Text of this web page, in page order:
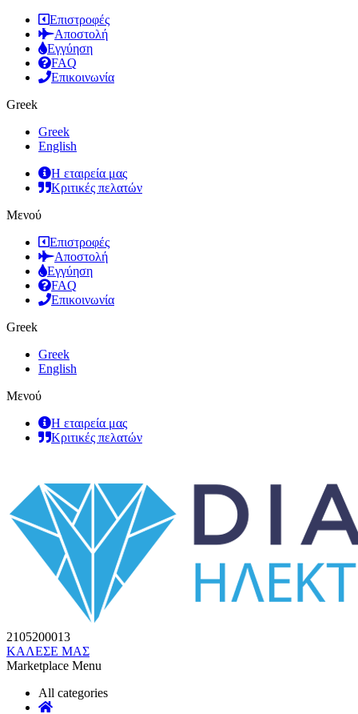
Επιστροφές
Αποστολή
Εγγύηση
FAQ
Επικοινωνία
Greek
Greek
English
Η εταιρεία μας
Κριτικές πελατών
Μενού
Επιστροφές
Αποστολή
Εγγύηση
FAQ
Επικοινωνία
Greek
Greek
English
Μενού
Η εταιρεία μας
Κριτικές πελατών
2105200013
ΚΑΛΕΣΕ ΜΑΣ
Marketplace Menu
All categories